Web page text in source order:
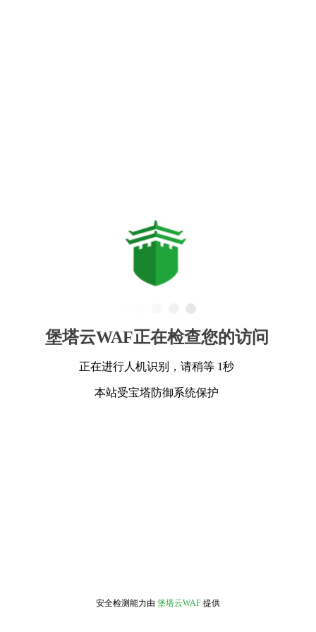
堡塔云WAF正在检查您的访问
正在进行人机识别，请稍等 1秒
本站受宝塔防御系统保护
安全检测能力由 堡塔云WAF 提供